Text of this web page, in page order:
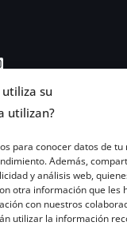
utiliza su
utilizan?
para conocer datos de tu
Además,
y análisis web,
otra información que les
con nuestros
utilizar la información